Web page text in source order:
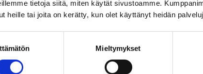
tietoja siitä, miten käytät sivustoamme.
heille tai joita on kerätty, kun olet käyttänyt heidän
Mieltymykset